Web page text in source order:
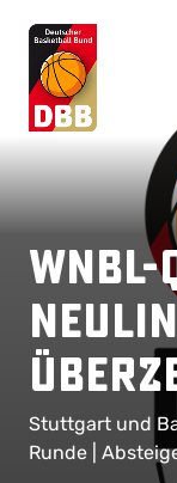
Stuttgart und
Runde |